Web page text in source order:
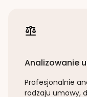
Analizowanie
Profesjonalnie
rodzaju umowy,